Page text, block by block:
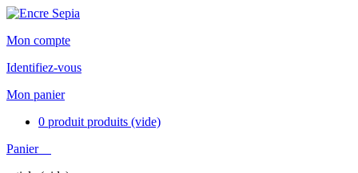
Mon compte
Identifiez-vous
Mon panier
0 produit produits (vide)
Panier